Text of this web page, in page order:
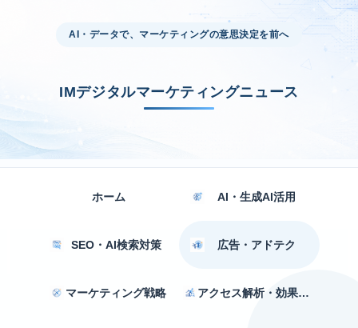
AI・データで、マーケティングの意思決定を前へ
IMデジタルマーケティングニュース
ホーム AI・生成AI活用
SEO・AI検索対策 広告・アドテク
マーケティング戦略 アクセス解析・効果測定